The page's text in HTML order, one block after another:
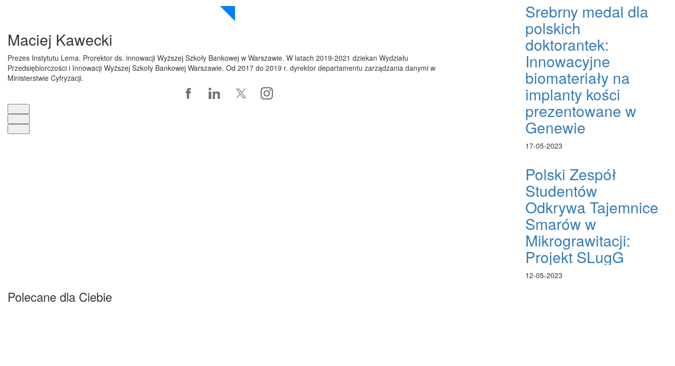
Maciej Kawecki
Prezes Instytutu Lema. Prorektor ds. innowacji Wyższej Szkoły Bankowej w Warszawie. W latach 2019-2021 dziekan Wydziału
Przedsiębiorczości i Innowacji Wyższej Szkoły Bankowej Warszawie. Od 2017 do 2019 r. dyrektor departamentu zarządzania danymi w
Ministerstwie Cyfryzacji.
Srebrny medal dla
polskich
doktorantek:
Innowacyjne
biomateriały na
implanty kości
prezentowane w
Genewie
17-05-2023
Polski Zespół
Studentów
Odkrywa Tajemnice
Smarów w
Mikrograwitacji:
Projekt SLugG
12-05-2023
Polecane dla Ciebie